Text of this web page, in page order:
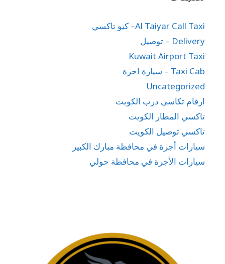
Al Taiyar Call Taxi– كيو تاكسي
Delivery – توصيل
Kuwait Airport Taxi
Taxi Cab – سيارة اجرة
Uncategorized
ارقام تكاسي درب الكويت
تاكسي المطار الكويت
تاكسي توصيل الكويت
سيارات أجرة في محافظة مبارك الكبير
سيارات الأجرة في محافظة حولي